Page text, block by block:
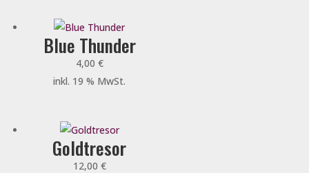
Blue Thunder
4,00 €
inkl. 19 % MwSt.
Goldtresor
12,00 €